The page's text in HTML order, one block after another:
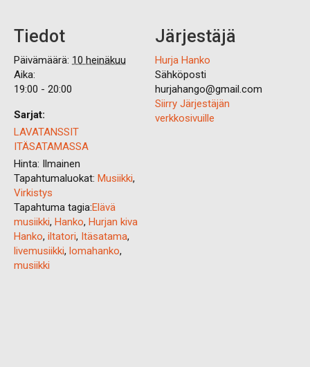
Tiedot
Päivämäärä: 10 heinäkuu
Aika:
19:00 - 20:00
Sarjat:
LAVATANSSIT
ITÄSATAMASSA
Hinta: Ilmainen
Tapahtumaluokat: Musiikki,
Virkistys
Tapahtuma tagia:Elävä
musiikki, Hanko, Hurjan kiva
Hanko, iltatori, Itäsatama,
livemusiikki, lomahanko,
musiikki
Järjestäjä
Hurja Hanko
Sähköposti
hurjahango@gmail.com
Siirry Järjestäjän
verkkosivuille